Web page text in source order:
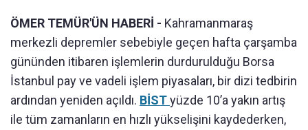
ÖMER TEMÜR'ÜN HABERİ - Kahramanmaraş
merkezli depremler sebebiyle geçen hafta çarşamba
gününden itibaren işlemlerin durdurulduğu Borsa
İstanbul pay ve vadeli işlem piyasaları, bir dizi tedbirin
ardından yeniden açıldı. BİSTyüzde 10’a yakın artış
ile tüm zamanların en hızlı yükselişini kaydederken,